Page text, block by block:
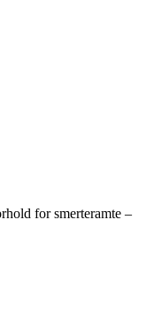
for smerteramte –